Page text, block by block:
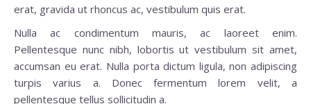
erat, gravida ut rhoncus ac, vestibulum quis erat.
Nulla ac condimentum mauris, ac laoreet enim.
Pellentesque nunc nibh, lobortis ut vestibulum sit amet,
accumsan eu erat. Nulla porta dictum ligula, non adipiscing
turpis varius a. Donec fermentum lorem velit, a
pellentesque tellus sollicitudin a.